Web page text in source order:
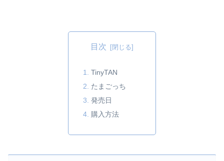
目次
TinyTAN
たまごっち
発売日
購入方法